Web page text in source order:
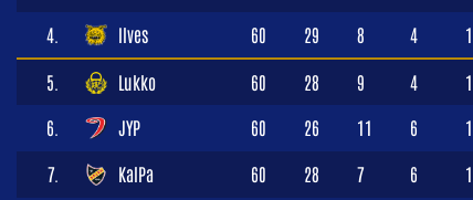
4. Ilves 60 29 8 4
5. Lukko 60 28 9 4
6. JYP 60 26 11 6
7. KalPa 60 28 7 6